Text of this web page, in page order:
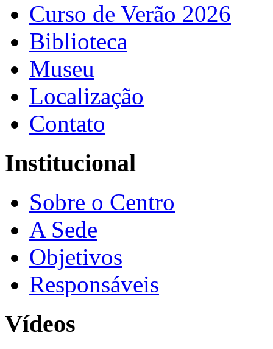
Curso de Verão 2026
Biblioteca
Museu
Localização
Contato
Institucional
Sobre o Centro
A Sede
Objetivos
Responsáveis
Vídeos